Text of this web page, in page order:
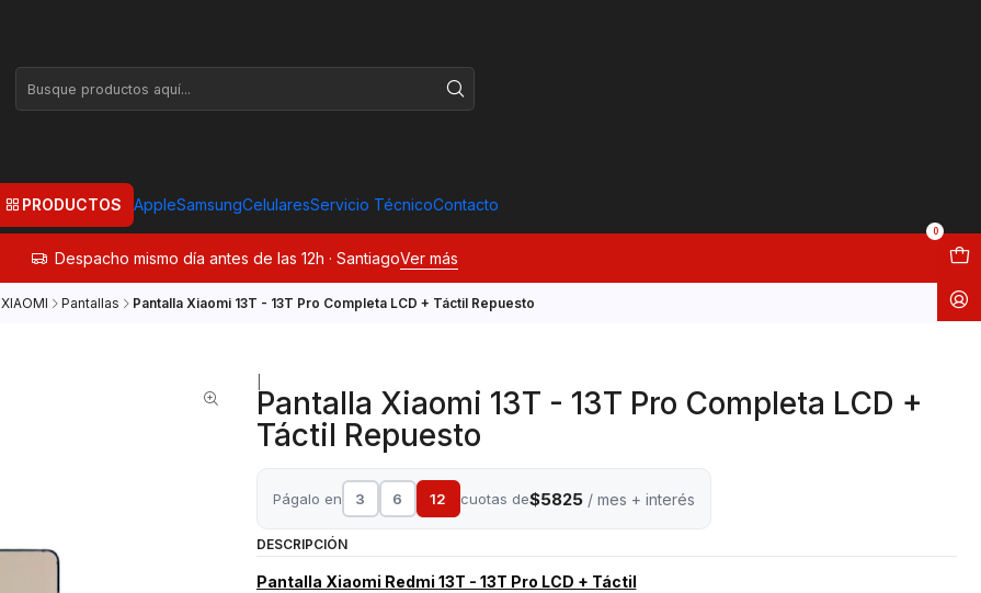
PRODUCTOS AppleSamsungCelularesServicio TécnicoContacto
0
Despacho mismo día antes de las 12h · SantiagoVer más
XIAOMI Pantallas Pantalla Xiaomi 13T - 13T Pro Completa LCD + Táctil Repuesto
Pantalla Xiaomi 13T - 13T Pro Completa LCD +
Táctil Repuesto
Págalo en 3 6 12 cuotas de$5825/ mes + interés
DESCRIPCIÓN
Pantalla Xiaomi Redmi 13T - 13T Pro LCD + Táctil